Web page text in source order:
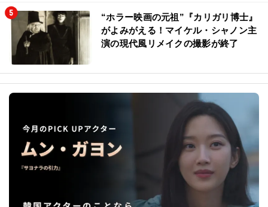
“ホラー映画の元祖”『カリガリ博士』
がよみがえる！マイケル・シャノン主
演の現代風リメイクの撮影が終了